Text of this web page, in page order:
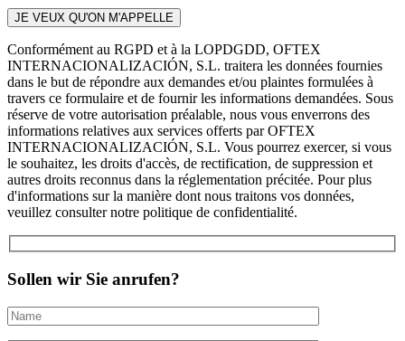
Conformément au RGPD et à la LOPDGDD, OFTEX
INTERNACIONALIZACIÓN, S.L. traitera les données fournies
dans le but de répondre aux demandes et/ou plaintes formulées à
travers ce formulaire et de fournir les informations demandées. Sous
réserve de votre autorisation préalable, nous vous enverrons des
informations relatives aux services offerts par OFTEX
INTERNACIONALIZACIÓN, S.L. Vous pourrez exercer, si vous
le souhaitez, les droits d'accès, de rectification, de suppression et
autres droits reconnus dans la réglementation précitée. Pour plus
d'informations sur la manière dont nous traitons vos données,
veuillez consulter notre politique de confidentialité.
Sollen wir Sie anrufen?